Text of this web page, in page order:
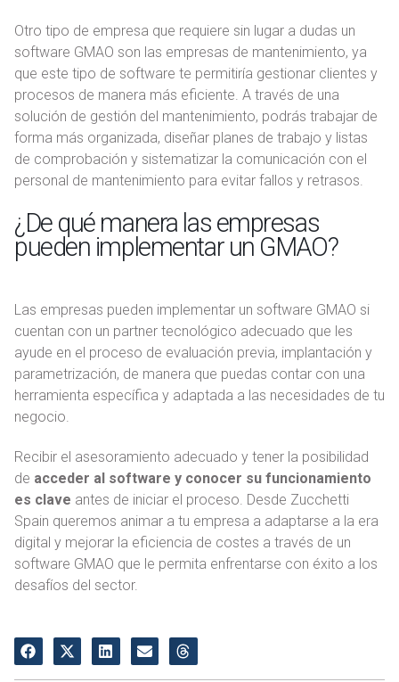
Otro tipo de empresa que requiere sin lugar a dudas un
software GMAO son las empresas de mantenimiento, ya
que este tipo de software te permitiría gestionar clientes y
procesos de manera más eficiente. A través de una
solución de gestión del mantenimiento, podrás trabajar de
forma más organizada, diseñar planes de trabajo y listas
de comprobación y sistematizar la comunicación con el
personal de mantenimiento para evitar fallos y retrasos.
¿De qué manera las empresas
pueden implementar un GMAO?
Las empresas pueden implementar un software GMAO si
cuentan con un partner tecnológico adecuado que les
ayude en el proceso de evaluación previa, implantación y
parametrización, de manera que puedas contar con una
herramienta específica y adaptada a las necesidades de tu
negocio.
Recibir el asesoramiento adecuado y tener la posibilidad
de acceder al software y conocer su funcionamiento
es clave antes de iniciar el proceso. Desde Zucchetti
Spain queremos animar a tu empresa a adaptarse a la era
digital y mejorar la eficiencia de costes a través de un
software GMAO que le permita enfrentarse con éxito a los
desafíos del sector.